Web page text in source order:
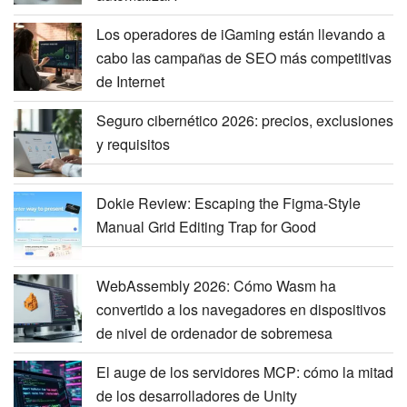
Los operadores de iGaming están llevando a
cabo las campañas de SEO más competitivas
de Internet
Seguro cibernético 2026: precios, exclusiones
y requisitos
Dokie Review: Escaping the Figma-Style
Manual Grid Editing Trap for Good
WebAssembly 2026: Cómo Wasm ha
convertido a los navegadores en dispositivos
de nivel de ordenador de sobremesa
El auge de los servidores MCP: cómo la mitad
de los desarrolladores de Unity